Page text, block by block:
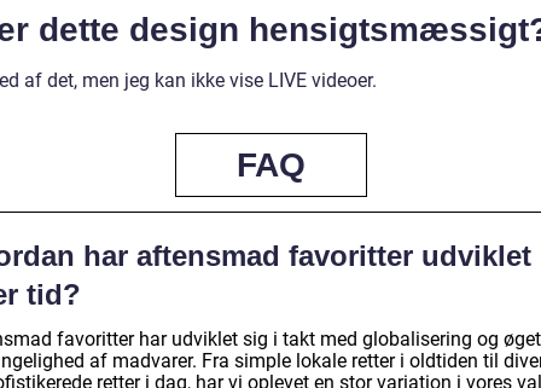
dette design
af det, men jeg kan ikke vise LIVE videoer.
FAQ
har aftensmad favoritter udviklet
tid?
favoritter har udviklet sig i takt med globalisering og øget
af madvarer. Fra simple lokale retter i oldtiden til
retter i dag, har vi oplevet en stor variation i vores